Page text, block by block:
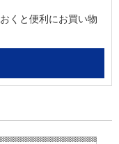
くと便利にお買い物